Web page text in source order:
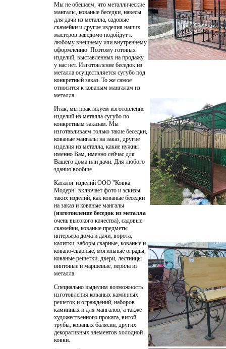
Мы не обещаем, что металлические
мангалы, кованые беседки, навесы
для дачи из металла, садовые
скамейки и другие изделия наших
мастеров заведомо подойдут к
любому внешнему или внутреннему
оформлению. Поэтому готовых
изделий, выставленных на продажу,
у нас нет. Изготовление беседок из
металла осуществляется сугубо под
конкретный заказ. То же самое
относится к кованым мангалам из
металла.
Итак, мы практикуем изготовление
изделий из металла сугубо по
конкретным заказам. Мы
изготавливаем только такие беседки,
кованые мангалы на заказ, другие
изделия из металла, какие нужны
именно Вам, именно сейчас для
Вашего дома или дачи. Для любого
здания вообще.
Каталог изделий ООО "Ковка
Модерн" включает фото и эскизы
таких изделий, как кованые беседки
на заказ и кованые мангалы
(изготовление беседок из металла
очень высокого качества), садовые
скамейки, кованые предметы
интерьера дома и дачи, ворота,
калитки, заборы сварные, кованые и
ковано-сварные, могильные ограды,
кованые решетки, двери, лестницы
винтовые и маршевые, перила из
металла.
Специально выделим возможность
изготовления кованых каминных
решеток и ограждений, наборов
каминных и для мангалов, а также
художественного проката, витой
трубы, кованых балясин, других
декоративных элементов холодной
ковки.